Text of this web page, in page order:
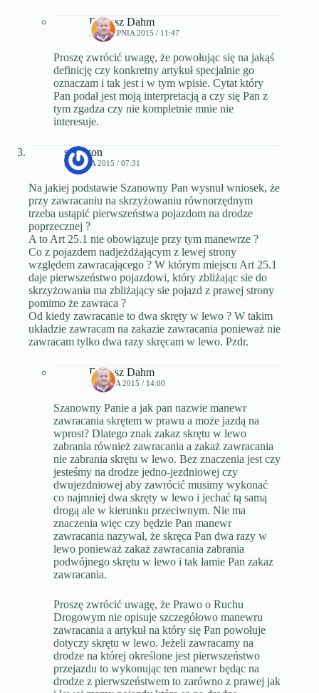
Dariusz Dahm
29 SIERPNIA 2015 / 11:47
Proszę zwrócić uwagę, że powołując się na jakąś
definicję czy konkretny artykuł specjalnie go
oznaczam i tak jest i w tym wpisie. Cytat który
Pan podał jest moją interpretacją a czy się Pan z
tym zgadza czy nie kompletnie mnie nie
interesuje.
szerszon
29 MAJA 2015 / 07:31
Na jakiej podstawie Szanowny Pan wysnuł wniosek, że
przy zawracaniu na skrzyżowaniu równorzędnym
trzeba ustąpić pierwszeństwa pojazdom na drodze
poprzecznej ?
A to Art 25.1 nie obowiązuje przy tym manewrze ?
Co z pojazdem nadjeżdżającym z lewej strony
względem zawracającego ? W którym miejscu Art 25.1
daje pierwszeństwo pojazdowi, który zbliżając sie do
skrzyżowania ma zbliżający sie pojazd z prawej strony
pomimo że zawraca ?
Od kiedy zawracanie to dwa skręty w lewo ? W takim
układzie zawracam na zakazie zawracania ponieważ nie
zawracam tylko dwa razy skręcam w lewo. Pzdr.
Dariusz Dahm
31 MAJA 2015 / 14:00
Szanowny Panie a jak pan nazwie manewr
zawracania skrętem w prawu a może jazdą na
wprost? Dlatego znak zakaz skrętu w lewo
zabrania również zawracania a zakaż zawracania
nie zabrania skrętu w lewo. Bez znaczenia jest czy
jesteśmy na drodze jedno-jezdniowej czy
dwujezdniowej aby zawrócić musimy wykonać
co najmniej dwa skręty w lewo i jechać tą samą
drogą ale w kierunku przeciwnym. Nie ma
znaczenia więc czy będzie Pan manewr
zawracania nazywał, że skręca Pan dwa razy w
lewo ponieważ zakaż zawracania zabrania
podwójnego skrętu w lewo i tak łamie Pan zakaz
zawracania.
Proszę zwrócić uwagę, że Prawo o Ruchu
Drogowym nie opisuje szczegółowo manewru
zawracania a artykuł na który się Pan powołuje
dotyczy skrętu w lewo. Jeżeli zawracamy na
drodze na której określone jest pierwszeństwo
przejazdu to wykonując ten manewr będąc na
drodze z pierwszeństwem to zarówno z prawej jak